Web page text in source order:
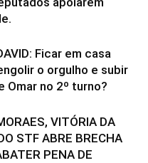
Ficar em casa
o orgulho e subir
Omar no 2º turno?
VITÓRIA DA
STF ABRE BRECHA
PENA DE